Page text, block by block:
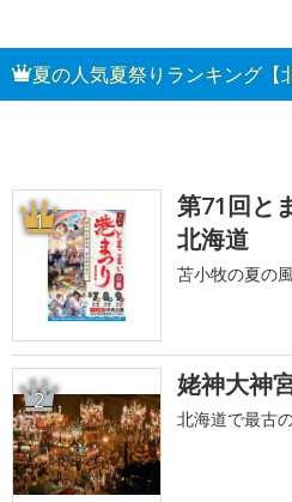
夏の人気夏祭りランキング【
1
第71回と
北海道
苫小牧の夏の
2 姥神大神
北海道で最古